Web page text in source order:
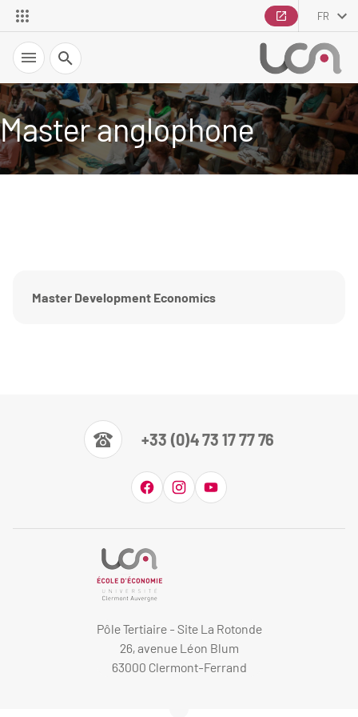
FR
Recherche
Master anglophone
Master Development Economics
+33 (0)4 73 17 77 76
Pôle Tertiaire - Site La Rotonde
26, avenue Léon Blum
63000 Clermont-Ferrand